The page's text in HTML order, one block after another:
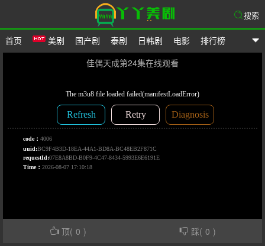
爱美剧网
首页 美剧 国产剧 泰剧 日韩剧 电影 排行榜
搜索
佳偶天成第24集在线观看
顶( 0 ) 踩( 0 )